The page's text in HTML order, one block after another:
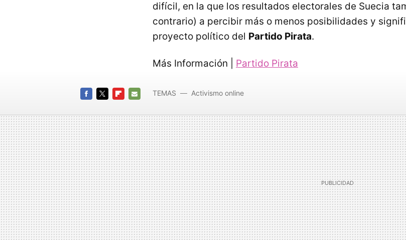
difícil, en la que los resultados electorales de Suecia
contrario) a percibir más o menos posibilidades y
proyecto político del Partido Pirata.
Más Información | Partido Pirata
MAIL
TEMAS Activismo online